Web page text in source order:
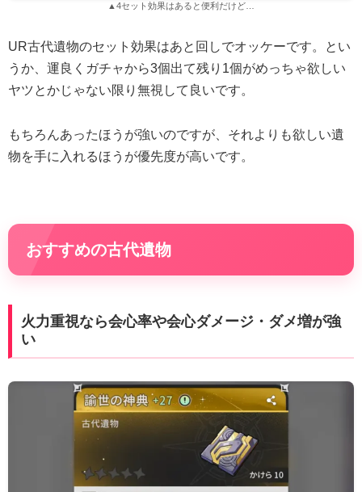
▲4セット効果はあると便利だけど…
UR古代遺物のセット効果はあと回しでオッケーです。とい
うか、運良くガチャから3個出て残り1個がめっちゃ欲しい
ヤツとかじゃない限り無視して良いです。
もちろんあったほうが強いのですが、それよりも欲しい遺
物を手に入れるほうが優先度が高いです。
おすすめの古代遺物
火力重視なら会心率や会心ダメージ・ダメ増が強
い